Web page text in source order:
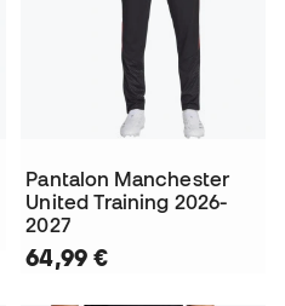
Pantalon Manchester
United Training 2026-
2027
64,99 €